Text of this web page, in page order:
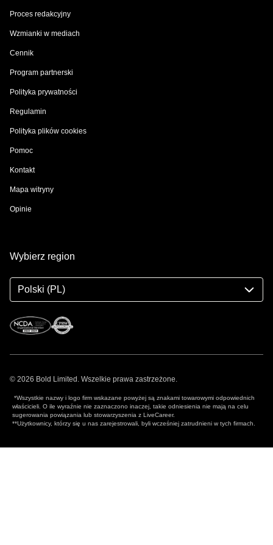
Proces redakcyjny
Wzmianki w mediach
Cennik
Program partnerski
Polityka prywatności
Regulamin
Polityka plików cookies
Pomoc
Kontakt
Mapa witryny
Opinie
Wybierz region
Polski (PL)
© 2026 Bold Limited. Wszelkie prawa zastrzeżone.
*Wszystkie nazwy i logo firm wskazane powyżej są znakami towarowymi odpowiednich
właścicieli. O ile wyraźnie nie zaznaczono inaczej, takie odniesienia nie mają na celu
sugerowania powiązania lub stowarzyszenia z LiveCareer.
**Użytkownicy, którzy się u nas zarejestrowali, byli wcześniej zatrudnieni w tych firmach.